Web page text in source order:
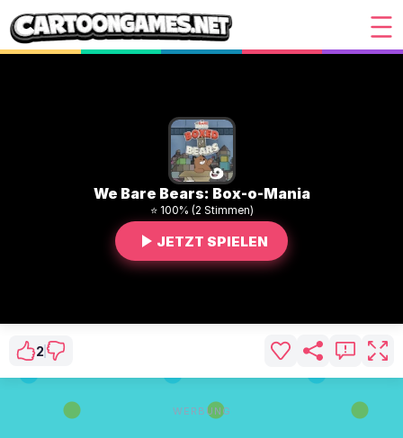
We Bare Bears: Box-o-Mania
⭐ 100% (2 Stimmen)
JETZT SPIELEN
2
WERBUNG